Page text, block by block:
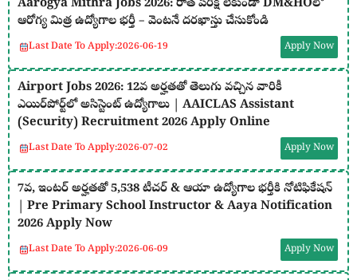
Aarogya Mithra Jobs 2026: రాత పరీక్ష లేకుండా DM&HOలో
ఆరోగ్య మిత్ర ఉద్యోగాల భర్తీ – వెంటనే దరఖాస్తు చేసుకోండి
Last Date To Apply:2026-06-19 Apply Now
Airport Jobs 2026: 12వ అర్హతతో తెలుగు వచ్చిన వారికీ
ఎయిర్‌పోర్ట్‌లో అసిస్టెంట్ ఉద్యోగాలు | AAICLAS Assistant
(Security) Recruitment 2026 Apply Online
Last Date To Apply:2026-07-02 Apply Now
7వ, ఇంటర్ అర్హతతో 5,538 టీచర్ & ఆయా ఉద్యోగాల భర్తీకి నోటిఫికేషన్
| Pre Primary School Instructor & Aaya Notification
2026 Apply Now
Last Date To Apply:2026-06-09 Apply Now